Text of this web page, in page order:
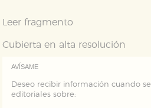
Leer fragmento
Cubierta en alta resolución
AVÍSAME
Deseo recibir información cuando
editoriales sobre:
Estas cookies son
relevante para sus intereses
que se basan en la